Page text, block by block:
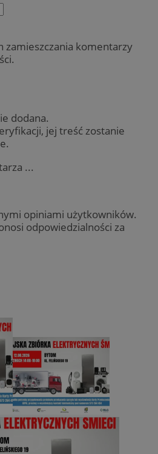
zamieszczania komentarzy
dodana.
jej treść zostanie
...
opiniami użytkowników.
odpowiedzialności za